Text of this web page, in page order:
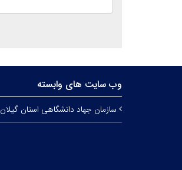
وب سایت های وابسته
سازمان جهاد دانشگاهی استان گیلان